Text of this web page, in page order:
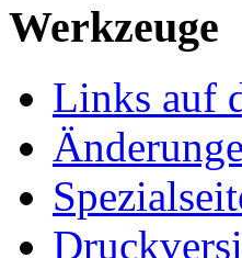
Werkzeuge
Links auf